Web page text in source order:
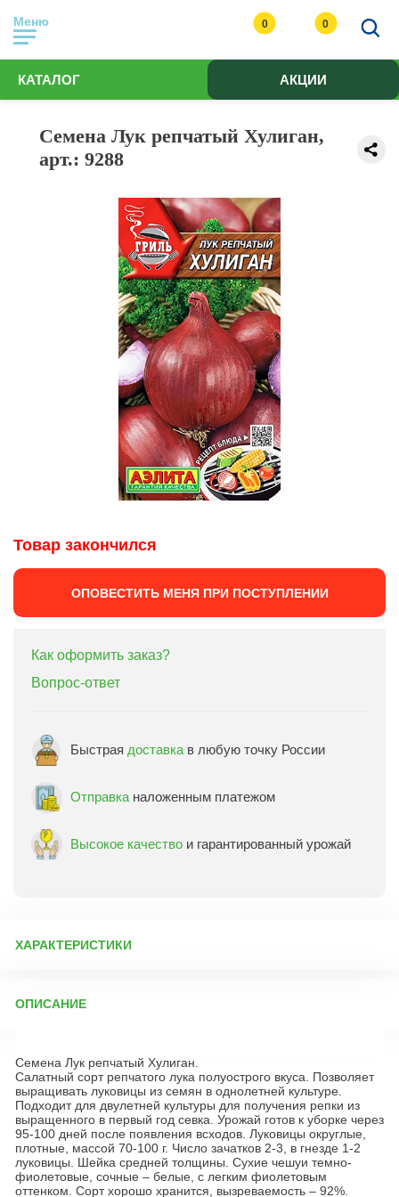
Меню 0 0
КАТАЛОГ АКЦИИ
Семена Лук репчатый Хулиган,
арт.: 9288
Товар закончился
ОПОВЕСТИТЬ МЕНЯ ПРИ ПОСТУПЛЕНИИ
Как оформить заказ?
Вопрос-ответ
Быстрая доставка в любую точку России
Отправка наложенным платежом
Высокое качество и гарантированный урожай
ХАРАКТЕРИСТИКИ
Бренд товара:
Срок отправки:ежедневно
ОПИСАНИЕ
Семена Лук репчатый Хулиган.
Салатный сорт репчатого лука полуострого вкуса. Позволяет
выращивать луковицы из семян в однолетней культуре.
Подходит для двулетней культуры для получения репки из
выращенного в первый год севка. Урожай готов к уборке через
95-100 дней после появления всходов. Луковицы округлые,
плотные, массой 70-100 г. Число зачатков 2-3, в гнезде 1-2
луковицы. Шейка средней толщины. Сухие чешуи темно-
фиолетовые, сочные – белые, с легким фиолетовым
оттенком. Сорт хорошо хранится, вызреваемость – 92%.